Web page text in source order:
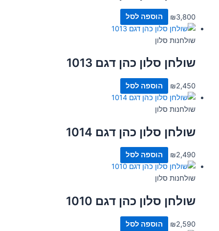
₪3,800 הוספה לסל
שולחנות סלון
שולחן סלון כהן דגם 1013
₪2,450 הוספה לסל
שולחנות סלון
שולחן סלון כהן דגם 1014
₪2,490 הוספה לסל
שולחנות סלון
שולחן סלון כהן דגם 1010
₪2,590 הוספה לסל